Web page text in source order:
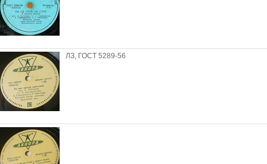
ЛЗ, ГОСТ 5289-56